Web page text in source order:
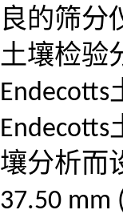
良的筛分
土壤检验
Endecotts
Endecotts
壤分析而
37.50 mm